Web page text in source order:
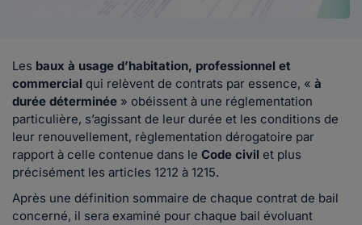
Les baux à usage d’habitation, professionnel et
commercial qui relèvent de contrats par essence, « à
durée déterminée » obéissent à une réglementation
particulière, s’agissant de leur durée et les conditions de
leur renouvellement, règlementation dérogatoire par
rapport à celle contenue dans le Code civil et plus
précisément les articles 1212 à 1215.
Après une définition sommaire de chaque contrat de bail
concerné, il sera examiné pour chaque bail évoluant